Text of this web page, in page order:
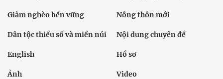
Giảm nghèo bền vững Nông thôn mới
Dân tộc thiểu số và miền núi Nội dung chuyên đề
English Hồ sơ
Ảnh Video